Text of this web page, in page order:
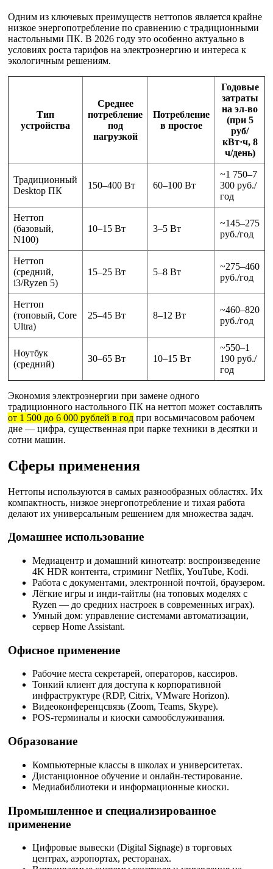
Одним из ключевых преимуществ неттопов является крайне
низкое энергопотребление по сравнению с традиционными
настольными ПК. В 2026 году это особенно актуально в
условиях роста тарифов на электроэнергию и интереса к
экологичным решениям.
Тип
устройства
Среднее
потребление
под
нагрузкой
Потребление
в простое
Годовые
затраты
на эл-во
(при 5
руб/
кВт·ч, 8
ч/день)
Традиционный
Desktop ПК
150–400 Вт 60–100 Вт
~1 750–7
300 руб./
год
Неттоп
(базовый,
N100)
10–15 Вт 3–5 Вт
~145–275
руб./год
Неттоп
(средний,
i3/Ryzen 5)
15–25 Вт 5–8 Вт
~275–460
руб./год
Неттоп
(топовый, Core
Ultra)
25–45 Вт 8–12 Вт
~460–820
руб./год
Ноутбук
(средний)
30–65 Вт 10–15 Вт
~550–1
190 руб./
год
Экономия электроэнергии при замене одного
традиционного настольного ПК на неттоп может составлять
от 1 500 до 6 000 рублей в год при восьмичасовом рабочем
дне — цифра, существенная при парке техники в десятки и
сотни машин.
Сферы применения
Неттопы используются в самых разнообразных областях. Их
компактность, низкое энергопотребление и тихая работа
делают их универсальным решением для множества задач.
Домашнее использование
Медиацентр и домашний кинотеатр: воспроизведение
4K HDR контента, стриминг Netflix, YouTube, Kodi.
Работа с документами, электронной почтой, браузером.
Лёгкие игры и инди-тайтлы (на топовых моделях с
Ryzen — до средних настроек в современных играх).
Умный дом: управление системами автоматизации,
сервер Home Assistant.
Офисное применение
Рабочие места секретарей, операторов, кассиров.
Тонкий клиент для доступа к корпоративной
инфраструктуре (RDP, Citrix, VMware Horizon).
Видеоконференцсвязь (Zoom, Teams, Skype).
POS-терминалы и киоски самообслуживания.
Образование
Компьютерные классы в школах и университетах.
Дистанционное обучение и онлайн-тестирование.
Медиабиблиотеки и информационные киоски.
Промышленное и специализированное
применение
Цифровые вывески (Digital Signage) в торговых
центрах, аэропортах, ресторанах.